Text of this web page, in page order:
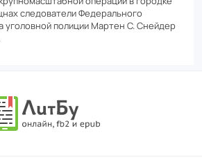
следо­ва­тели Феде­раль­ного
уголо­вной полиции Мартен С. Снейдер